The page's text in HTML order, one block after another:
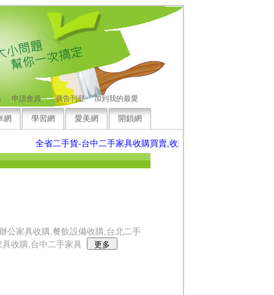
申請會員 廣告刊登 加到我的最愛
網 學習網 愛美網 開鎖網
全省二手貨-台中二手家具收購買賣,收購歡迎來電洽詢，竭誠為您
公家具收購,餐飲設備收購,台北二手
收購,台中二手家具